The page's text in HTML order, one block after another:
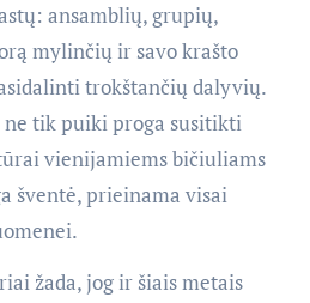
ansamblių, grupių,
mylinčių ir savo krašto
trokštančių dalyvių.
tik puiki proga susitikti
vienijamiems bičiuliams
šventė, prieinama visai
žada, jog ir šiais metais